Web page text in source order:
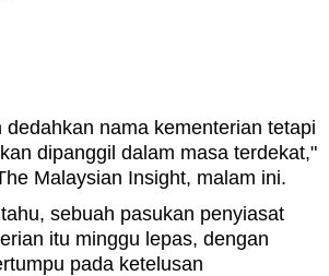
dedahkan nama kementerian tetapi
dipanggil dalam masa terdekat,"
Malaysian Insight, malam ini.
sebuah pasukan penyiasat
itu minggu lepas, dengan
pada ketelusan